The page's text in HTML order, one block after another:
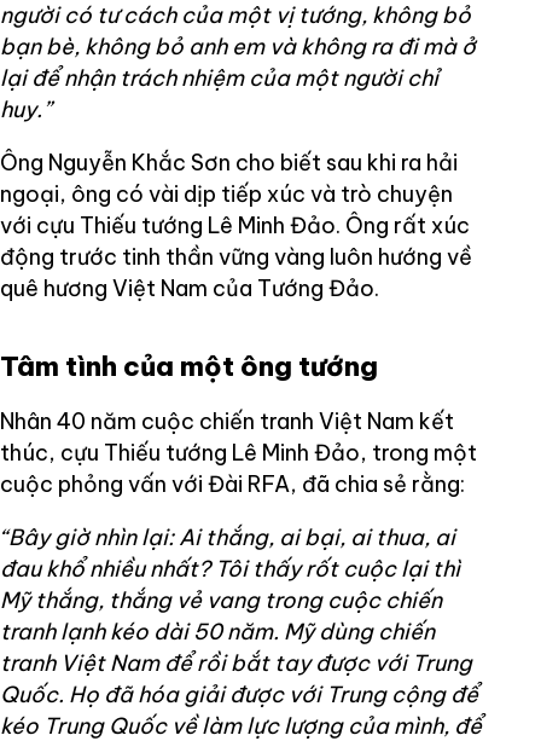
người có tư cách của một vị tướng, không bỏ
bạn bè, không bỏ anh em và không ra đi mà ở
lại để nhận trách nhiệm của một người chỉ
huy.”
Ông Nguyễn Khắc Sơn cho biết sau khi ra hải
ngoại, ông có vài dịp tiếp xúc và trò chuyện
với cựu Thiếu tướng Lê Minh Đảo. Ông rất xúc
động trước tinh thần vững vàng luôn hướng về
quê hương Việt Nam của Tướng Đảo.
Tâm tình của một ông tướng
Nhân 40 năm cuộc chiến tranh Việt Nam kết
thúc, cựu Thiếu tướng Lê Minh Đảo, trong một
cuộc phỏng vấn với Đài RFA, đã chia sẻ rằng:
“Bây giờ nhìn lại: Ai thắng, ai bại, ai thua, ai
đau khổ nhiều nhất? Tôi thấy rốt cuộc lại thì
Mỹ thắng, thắng vẻ vang trong cuộc chiến
tranh lạnh kéo dài 50 năm. Mỹ dùng chiến
tranh Việt Nam để rồi bắt tay được với Trung
Quốc. Họ đã hóa giải được với Trung cộng để
kéo Trung Quốc về làm lực lượng của mình, để